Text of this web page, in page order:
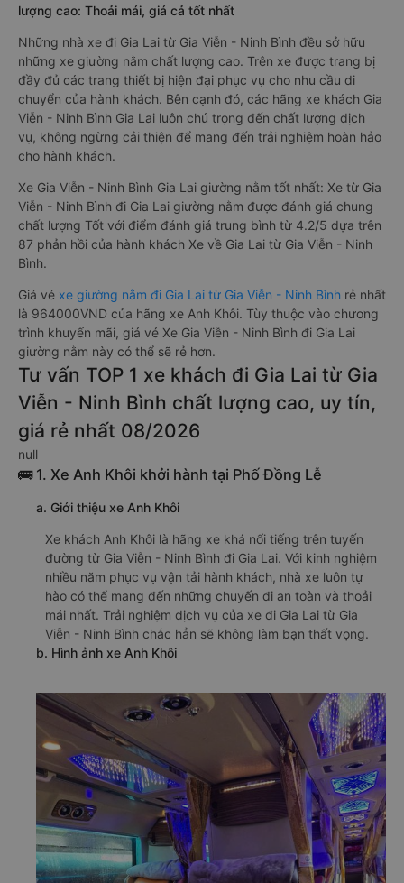
lượng cao: Thoải mái, giá cả tốt nhất
Những nhà xe đi Gia Lai từ Gia Viễn - Ninh Bình đều sở hữu
những xe giường nằm chất lượng cao. Trên xe được trang bị
đầy đủ các trang thiết bị hiện đại phục vụ cho nhu cầu di
chuyển của hành khách. Bên cạnh đó, các hãng xe khách Gia
Viễn - Ninh Bình Gia Lai luôn chú trọng đến chất lượng dịch
vụ, không ngừng cải thiện để mang đến trải nghiệm hoàn hảo
cho hành khách.
Xe Gia Viễn - Ninh Bình Gia Lai giường nằm tốt nhất: Xe từ Gia
Viễn - Ninh Bình đi Gia Lai giường nằm được đánh giá chung
chất lượng Tốt với điểm đánh giá trung bình từ 4.2/5 dựa trên
87 phản hồi của hành khách Xe về Gia Lai từ Gia Viễn - Ninh
Bình.
Giá vé xe giường nằm đi Gia Lai từ Gia Viễn - Ninh Bình rẻ nhất
là 964000VND của hãng xe Anh Khôi. Tùy thuộc vào chương
trình khuyến mãi, giá vé Xe Gia Viễn - Ninh Bình đi Gia Lai
giường nằm này có thể sẽ rẻ hơn.
Tư vấn TOP 1 xe khách đi Gia Lai từ Gia
Viễn - Ninh Bình chất lượng cao, uy tín,
giá rẻ nhất 08/2026
null
🚌 1. Xe Anh Khôi khởi hành tại Phố Đồng Lễ
a. Giới thiệu xe Anh Khôi
Xe khách Anh Khôi là hãng xe khá nổi tiếng trên tuyến
đường từ Gia Viễn - Ninh Bình đi Gia Lai. Với kinh nghiệm
nhiều năm phục vụ vận tải hành khách, nhà xe luôn tự
hào có thể mang đến những chuyến đi an toàn và thoải
mái nhất. Trải nghiệm dịch vụ của xe đi Gia Lai từ Gia
Viễn - Ninh Bình chắc hẳn sẽ không làm bạn thất vọng.
b. Hình ảnh xe Anh Khôi